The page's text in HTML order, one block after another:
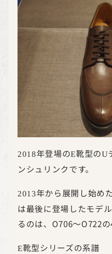
2018年登場のE靴型のU
ンシュリンクです。
2013年から展開し始め
は最後に登場したモデ
るのは、O706～O722の
E靴型シリーズの系譜